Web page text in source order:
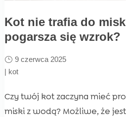
Kot nie trafia do
pogarsza się wzrok?
9 czerwca 2025
| kot
Czy twój kot zaczyna mieć
miski z wodą? Możliwe, że